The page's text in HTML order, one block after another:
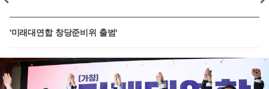
'미래대연합 창당준비위 출범'